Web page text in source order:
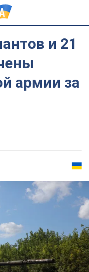
и 21
армии за